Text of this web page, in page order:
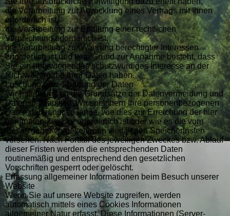
die Verarbeitung zur Abwicklung eines Vertrags mit Ihnen
erforderlich ist,
die Verarbeitung zur Erfüllung einer rechtlichen
Verpflichtung erforderlich ist,
die Verarbeitung zur Wahrung berechtigter Interessen
erforderlich ist und kein Grund zur Annahme besteht, dass
Sie ein überwiegendes schutzwürdiges Interesse an der
Nichtweitergabe Ihrer Daten haben.
Löschung bzw. Sperrung der Daten
Wir halten uns an die Grundsätze der Datenvermeidung und
Datensparsamkeit. Wir speichern Ihre personenbezogenen
Daten daher nur so lange, wie dies zur Erreichung der hier
genannten Zwecke erforderlich ist oder wie es die vom
Gesetzgeber vorgesehenen vielfältigen Speicherfristen
vorsehen. Nach Fortfall des jeweiligen Zweckes bzw. Ablauf
dieser Fristen werden die entsprechenden Daten
routinemäßig und entsprechend den gesetzlichen
Vorschriften gesperrt oder gelöscht.
Erfassung allgemeiner Informationen beim Besuch unserer
Website
Wenn Sie auf unsere Website zugreifen, werden
automatisch mittels eines Cookies Informationen
allgemeiner Natur erfasst. Diese Informationen (Server-